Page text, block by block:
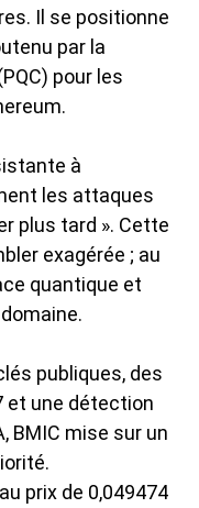
Il se positionne
par la
pour les
à
les attaques
plus tard ». Cette
exagérée ; au
quantique et
publiques, des
et une détection
BMIC mise sur un
prix de 0,049474